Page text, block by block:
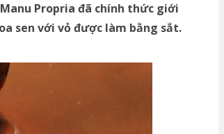
Propria đã chính thức giới
sen với vỏ được làm bằng sắt.